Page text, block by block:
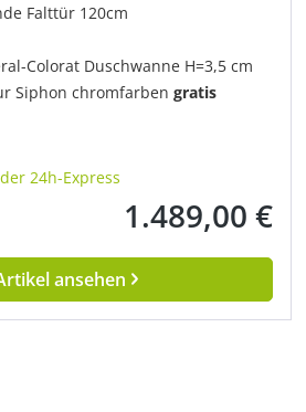
Falttür 120cm
Colorat Duschwanne H=3,5 cm
Siphon chromfarbengratis
24h-Express
Regulärer Preis:
1.489,00 €
ansehen